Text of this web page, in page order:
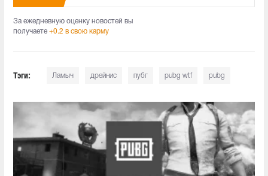
За ежедневную оценку новостей вы
получаете +0.2 в свою карму
Тэги: Ламыч дрейнис пубг pubg wtf pubg